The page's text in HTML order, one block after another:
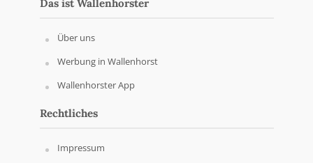
Das ist Wallenhorster
Über uns
Werbung in Wallenhorst
Wallenhorster App
Rechtliches
Impressum